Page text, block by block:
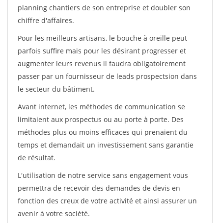
planning chantiers de son entreprise et doubler son
chiffre d'affaires.
Pour les meilleurs artisans, le bouche à oreille peut
parfois suffire mais pour les désirant progresser et
augmenter leurs revenus il faudra obligatoirement
passer par un fournisseur de leads prospectsion dans
le secteur du bâtiment.
Avant internet, les méthodes de communication se
limitaient aux prospectus ou au porte à porte. Des
méthodes plus ou moins efficaces qui prenaient du
temps et demandait un investissement sans garantie
de résultat.
L'utilisation de notre service sans engagement vous
permettra de recevoir des demandes de devis en
fonction des creux de votre activité et ainsi assurer un
avenir à votre société.